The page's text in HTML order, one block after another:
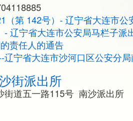
（第 142号）- 辽宁省大连市公
辽宁省大连市公安局马栏子派
责任人的通告
宁省大连市沙河口区公安分
街派出所
街道五一路115号 南沙派出所